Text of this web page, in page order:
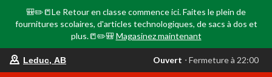
🎒✏️📒Le Retour en classe commence ici. Faites le plein de
fournitures scolaires, d'articles technologiques, de sacs à dos et
plus.📒✏️🎒 Magasinez maintenant
votre
Leduc, AB Ouvert ⋅ Fermeture à 22:00